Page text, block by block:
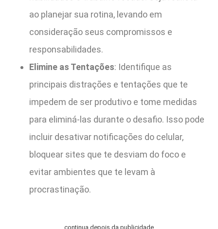
ao planejar sua rotina, levando em
consideração seus compromissos e
responsabilidades.
Elimine as Tentações: Identifique as
principais distrações e tentações que te
impedem de ser produtivo e tome medidas
para eliminá-las durante o desafio. Isso pode
incluir desativar notificações do celular,
bloquear sites que te desviam do foco e
evitar ambientes que te levam à
procrastinação.
continua depois da publicidade